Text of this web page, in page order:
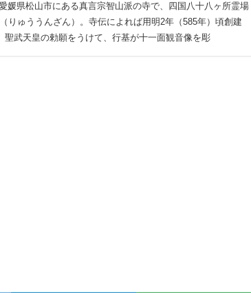
媛県松山市にある真言宗智山派の寺で、四国八十八ヶ所霊場
りゅううんざん）。寺伝によれば用明2年（585年）頃創建
聖武天皇の勅願をうけて、行基が十一面観音像を彫